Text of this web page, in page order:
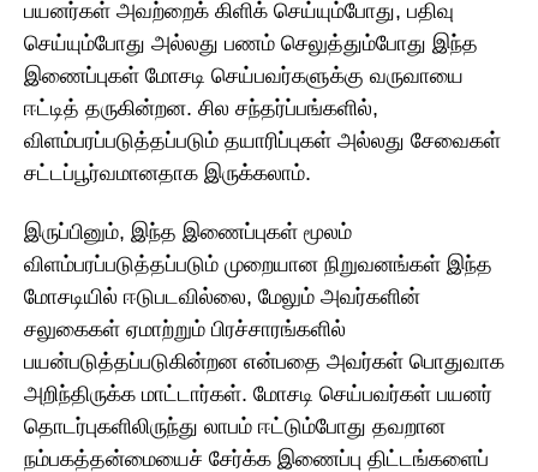
பயனர்கள் அவற்றைக் கிளிக் செய்யும்போது, பதிவு
செய்யும்போது அல்லது பணம் செலுத்தும்போது இந்த
இணைப்புகள் மோசடி செய்பவர்களுக்கு வருவாயை
ஈட்டித் தருகின்றன. சில சந்தர்ப்பங்களில்,
விளம்பரப்படுத்தப்படும் தயாரிப்புகள் அல்லது சேவைகள்
சட்டப்பூர்வமானதாக இருக்கலாம்.
இருப்பினும், இந்த இணைப்புகள் மூலம்
விளம்பரப்படுத்தப்படும் முறையான நிறுவனங்கள் இந்த
மோசடியில் ஈடுபடவில்லை, மேலும் அவர்களின்
சலுகைகள் ஏமாற்றும் பிரச்சாரங்களில்
பயன்படுத்தப்படுகின்றன என்பதை அவர்கள் பொதுவாக
அறிந்திருக்க மாட்டார்கள். மோசடி செய்பவர்கள் பயனர்
தொடர்புகளிலிருந்து லாபம் ஈட்டும்போது தவறான
நம்பகத்தன்மையைச் சேர்க்க இணைப்பு திட்டங்களைப்